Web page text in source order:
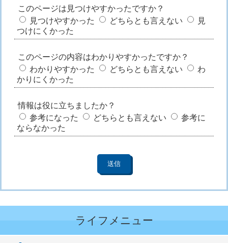
このページは見つけやすかったですか？
見つけやすかった
どちらとも言えない
見
つけにくかった
このページの内容はわかりやすかったですか？
わかりやすかった
どちらとも言えない
わ
かりにくかった
情報は役に立ちましたか？
参考になった
どちらとも言えない
参考に
ならなかった
ライフメニュー